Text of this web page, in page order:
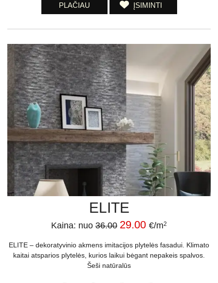
PLAČIAU ĮSIMINTI
ELITE
Kaina: nuo 36.00 29.00 €/m2
ELITE – dekoratyvinio akmens imitacijos plytelės fasadui. Klimato
kaitai atsparios plytelės, kurios laikui bėgant nepakeis spalvos.
Šeši natūralūs